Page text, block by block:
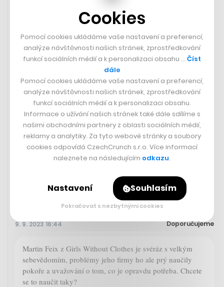
Marihuana, cider a města, jež mají
přes nejasné zítřky co nabídnout.
Vítejte na newyorském venkově
9. 9. 2023 16:44 Doporučujeme
Martin Feix z Girls Without Clothes je svéráz s velkým
sebevědomím, problémy jeho firmy ho ale prý naučily
pokoře a uvažování o tom, co je opravdu potřeba. Chcete
se to naučit taky?
Cookies
Pomocí cookies ukládáme vaše nastavení a preferencí,
analýze návštěvnosti našich stránek, zprostředkování
funkcí sociálních médií a k personalizaci obsahu … Číst
dále
Pomocí cookies ukládáme vaše nastavení a preferencí,
analýze návštěvnosti našich stránek, zprostředkování
funkcí sociálních médií a k personalizaci obsahu.
Informace o užívání našich stránek také dále sdílíme s
našimi obchodními partnery z oblasti sociálních médií,
reklamy a analytiky. Za tyto webové stránky a soubory
cookies odpovídá CzechCrunch s.r.o. Více informací
naleznete na následujícím odkazu.
Nastavení Souhlasím
Pokračovat s nezbytnými cookies